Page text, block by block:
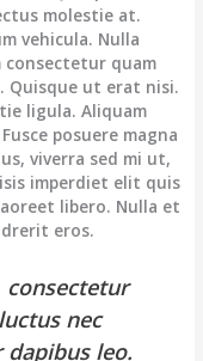
molestie at.
vehicula. Nulla
quam
Quisque ut erat nisi.
ligula. Aliquam
posuere magna
viverra sed mi ut,
imperdiet elit quis
libero. Nulla et
eros.
nec
leo.